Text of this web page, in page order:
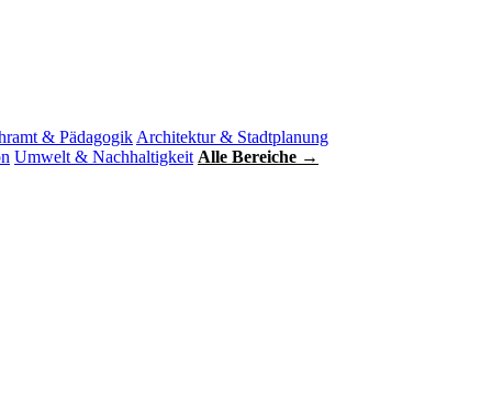
& Pädagogik Architektur & Stadtplanung
Umwelt & Nachhaltigkeit Alle Bereiche →